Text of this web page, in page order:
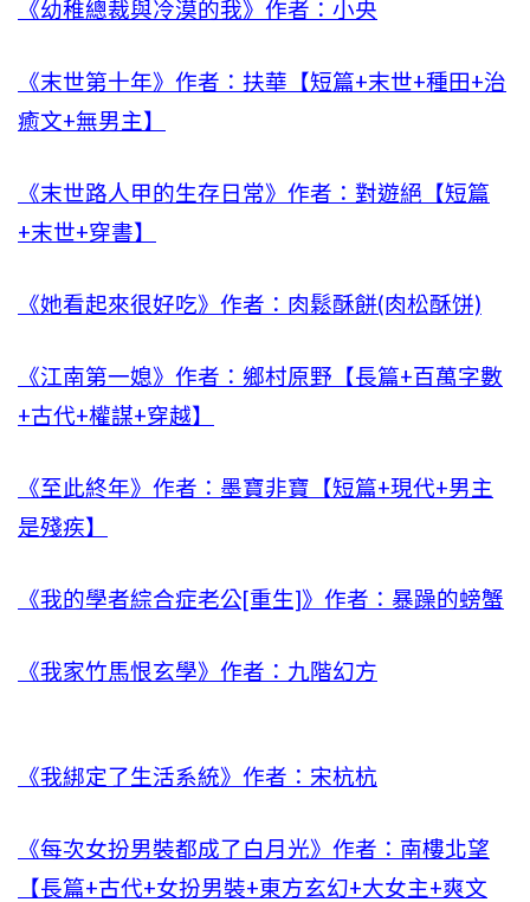
《幼稚總裁與冷漠的我》作者：小央
《末世第十年》作者：扶華【短篇+末世+種田+治
癒文+無男主】
《末世路人甲的生存日常》作者：對遊絕【短篇
+末世+穿書】
《她看起來很好吃》作者：肉鬆酥餅(肉松酥饼)
《江南第一媳》作者：鄉村原野【長篇+百萬字數
+古代+權謀+穿越】
《至此終年》作者：墨寶非寶【短篇+現代+男主
是殘疾】
《我的學者綜合症老公[重生]》作者：暴躁的螃蟹
《我家竹馬恨玄學》作者：九階幻方
《我綁定了生活系統》作者：宋杭杭
《每次女扮男裝都成了白月光》作者：南樓北望
【長篇+古代+女扮男裝+東方玄幻+大女主+爽文